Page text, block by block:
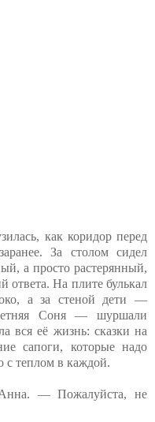
как коридор перед
За столом сидел
а просто растерянный,
ответа. На плите булькал
а за стеной дети —
Соня — шуршали
вся её жизнь: сказки на
сапоги, которые надо
с теплом в каждой.
— Пожалуйста, не